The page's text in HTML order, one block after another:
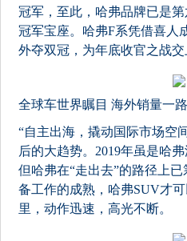
冠军，至此，哈弗品牌已是
冠军宝座。哈弗F系凭借喜人
外夺双冠，为年底收官之战交
全球车世界瞩目 海外销量一
“自主出海，撬动国际市场空
后的大趋势。2019年虽是哈
但哈弗在“走出去”的路径上
备工作的成熟，哈弗SUV才
里，动作迅速，高光不断。